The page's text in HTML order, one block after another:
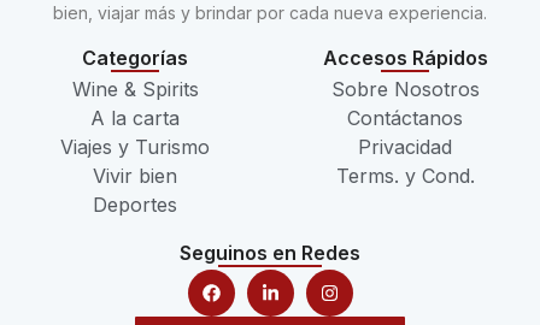
bien, viajar más y brindar por cada nueva experiencia.
Categorías
Wine & Spirits
A la carta
Viajes y Turismo
Vivir bien
Deportes
Accesos Rápidos
Sobre Nosotros
Contáctanos
Privacidad
Terms. y Cond.
Seguinos en Redes